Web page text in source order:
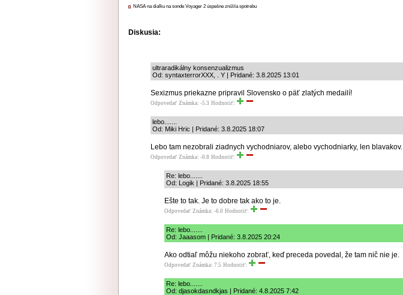
NASA na diaľku na sonde Voyager 2 úspešne znížila spotrebu
Diskusia:
ultraradikálny konsenzualizmus
Od: syntaxterrorXXX, . Y | Pridané: 3.8.2025 13:01
Sexizmus priekazne pripravil Slovensko o päť zlatých medailí!
Odpovedať Známka: -5.3 Hodnotiť:
lebo.......
Od: Miki Hric | Pridané: 3.8.2025 18:07
Lebo tam nezobrali ziadnych vychodniarov, alebo vychodniarky, len blavakov.
Odpovedať Známka: -0.8 Hodnotiť:
Re: lebo.......
Od: Logik | Pridané: 3.8.2025 18:55
Ešte to tak. Je to dobre tak ako to je.
Odpovedať Známka: -6.0 Hodnotiť:
Re: lebo.......
Od: Jaaasom | Pridané: 3.8.2025 20:24
Ako odtiaľ môžu niekoho zobrať, keď preceda povedal, že tam nič nie je.
Odpovedať Známka: 7.5 Hodnotiť:
Re: lebo.......
Od: djasokdasndkjas | Pridané: 4.8.2025 7:42